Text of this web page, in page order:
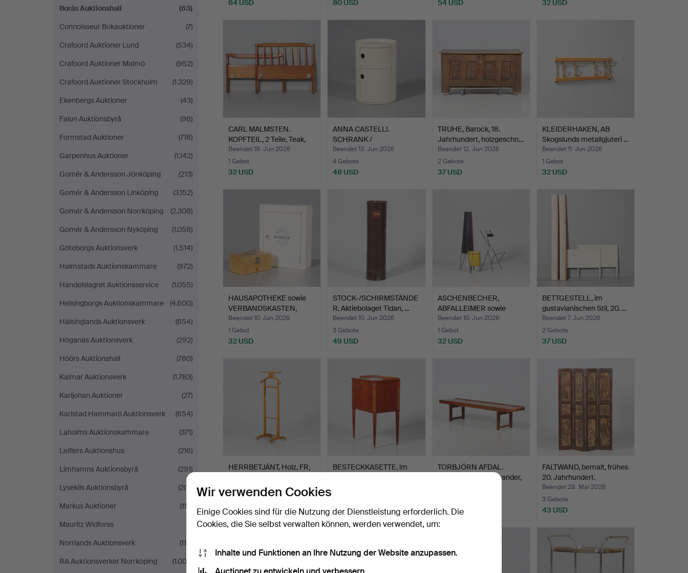
Borås Auktionshall
(63)
Connoisseur Bokauktioner
(7)
Crafoord Auktioner Lund
(534)
Crafoord Auktioner Malmö
(952)
Crafoord Auktioner Stockholm
(1.329)
Ekenbergs Auktioner
(43)
Falun Auktionsbyrå
(96)
Formstad Auktioner
(718)
Garpenhus Auktioner
(1.142)
Gomér & Andersson Jönköping
(213)
Gomér & Andersson Linköping
(3.152)
Gomér & Andersson Norrköping
(2.308)
Gomér & Andersson Nyköping
(1.058)
Göteborgs Auktionsverk
(1.514)
Halmstads Auktionskammare
(972)
Handelslagret Auktionsservice
(1.055)
Helsingborgs Auktionskammare
(4.600)
Hälsinglands Auktionsverk
(654)
Höganäs Auktionsverk
(292)
Höörs Auktionshall
(780)
Kalmar Auktionsverk
(1.783)
Karljohan Auktioner
(27)
Karlstad Hammarö Auktionsverk
(654)
Laholms Auktionskammare
(371)
Leiflers Auktionshus
(216)
Limhamns Auktionsbyrå
(291)
Lysekils Auktionsbyrå
(201)
Markus Auktioner
(112)
Mauritz Widforss
Norrlands Auktionsverk
(115)
RA Auktionsverket Norrköping
(1.003)
64 USD 80 USD 54 USD 32 USD
CARL MALMSTEN.
KOPFTEIL, 2 Teile, Teak,
"A…
Beendet 18. Jun 2026
1 Gebot
32 USD
ANNA CASTELLI.
SCHRANK /
NACHTTISCH, "Comp…
Beendet 13. Jun 2026
4 Gebote
48 USD
TRUHE, Barock, 18.
Jahrhundert, holzgeschn…
Beendet 12. Jun 2026
2 Gebote
37 USD
KLEIDERHAKEN, AB
Skogslunds metallgjuteri …
Beendet 11. Jun 2026
1 Gebot
32 USD
HAUSAPOTHEKE sowie
VERBANDSKASTEN,
Kungsör…
Beendet 10. Jun 2026
1 Gebot
32 USD
STOCK-/SCHIRMSTÄNDE
R, Aktiebolaget Tidan, …
Beendet 10. Jun 2026
3 Gebote
49 USD
ASCHENBECHER,
ABFALLEIMER sowie
STEHLAMPE,…
Beendet 10. Jun 2026
1 Gebot
32 USD
BETTGESTELL, im
gustavianischen Stil, 20. …
Beendet 7. Jun 2026
2 Gebote
37 USD
HERRBETJÄNT, Holz, FR,
Beendet 4. Jun 2026
43 USD
BESTECKKASETTE, im
74 USD
TORBJÖRN AFDAL.
BANK, "Krobo", Palisander,
1.004 USD
FALTWAND, bemalt, frühes
20. Jahrhundert.
Beendet 28. Mai 2026
3 Gebote
43 USD
Wir verwenden Cookies
Einige Cookies sind für die Nutzung der Dienstleistung erforderlich. Die
Cookies, die Sie selbst verwalten können, werden verwendet, um:
Inhalte und Funktionen an Ihre Nutzung der Website anzupassen.